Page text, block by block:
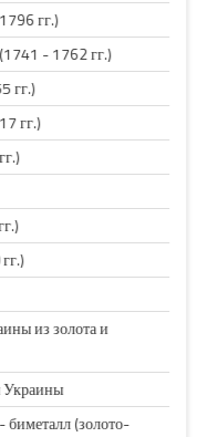
гг.)
- 1762 гг.)
гг.)
гг.)
из золота и
(золото-